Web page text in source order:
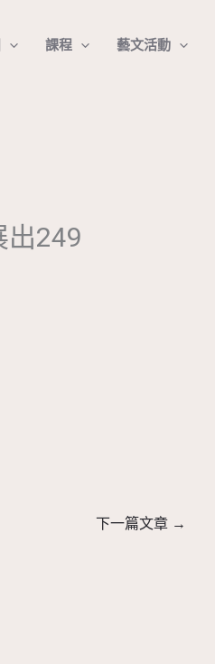
課程 藝文活動
249
下一篇文章 →